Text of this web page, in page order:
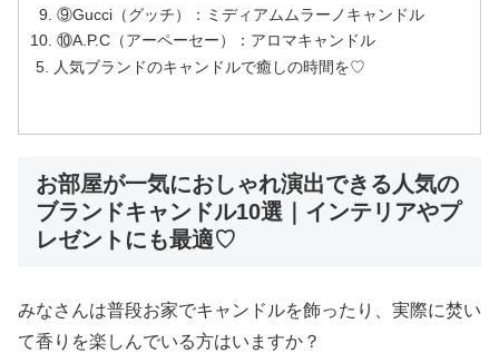
⑨Gucci（グッチ）：ミディアムムラーノキャンドル
⑩A.P.C（アーペーセー）：アロマキャンドル
人気ブランドのキャンドルで癒しの時間を♡
お部屋が一気におしゃれ演出できる人気の
ブランドキャンドル10選｜インテリアやプ
レゼントにも最適♡
みなさんは普段お家でキャンドルを飾ったり、実際に焚い
て香りを楽しんでいる方はいますか？